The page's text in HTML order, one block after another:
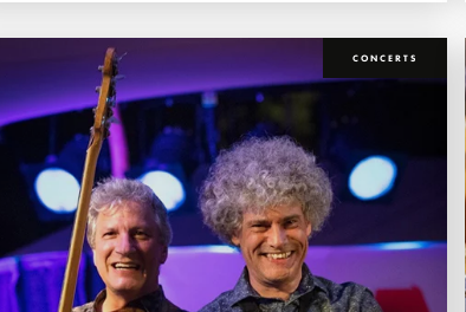
CONCERTS